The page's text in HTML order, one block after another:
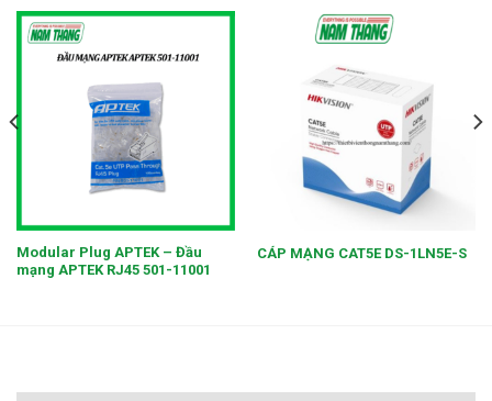
Modular Plug APTEK – Đầu
mạng APTEK RJ45 501-11001
CÁP MẠNG CAT5E DS-1LN5E-S